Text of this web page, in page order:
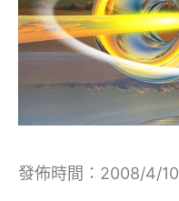
發佈時間：2008/4/10